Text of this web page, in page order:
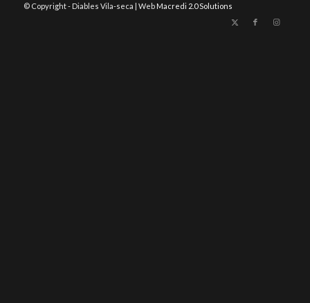
© Copyright - Diables Vila-seca | Web Macredi 2.0 Solutions